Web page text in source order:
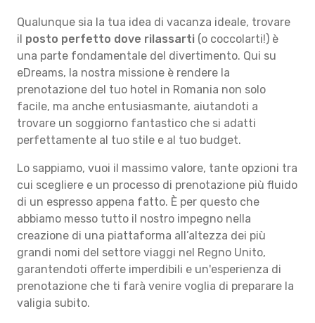
Qualunque sia la tua idea di vacanza ideale, trovare
il posto perfetto dove rilassarti (o coccolarti!) è
una parte fondamentale del divertimento. Qui su
eDreams, la nostra missione è rendere la
prenotazione del tuo hotel in Romania non solo
facile, ma anche entusiasmante, aiutandoti a
trovare un soggiorno fantastico che si adatti
perfettamente al tuo stile e al tuo budget.
Lo sappiamo, vuoi il massimo valore, tante opzioni tra
cui scegliere e un processo di prenotazione più fluido
di un espresso appena fatto. È per questo che
abbiamo messo tutto il nostro impegno nella
creazione di una piattaforma all’altezza dei più
grandi nomi del settore viaggi nel Regno Unito,
garantendoti offerte imperdibili e un'esperienza di
prenotazione che ti farà venire voglia di preparare la
valigia subito.